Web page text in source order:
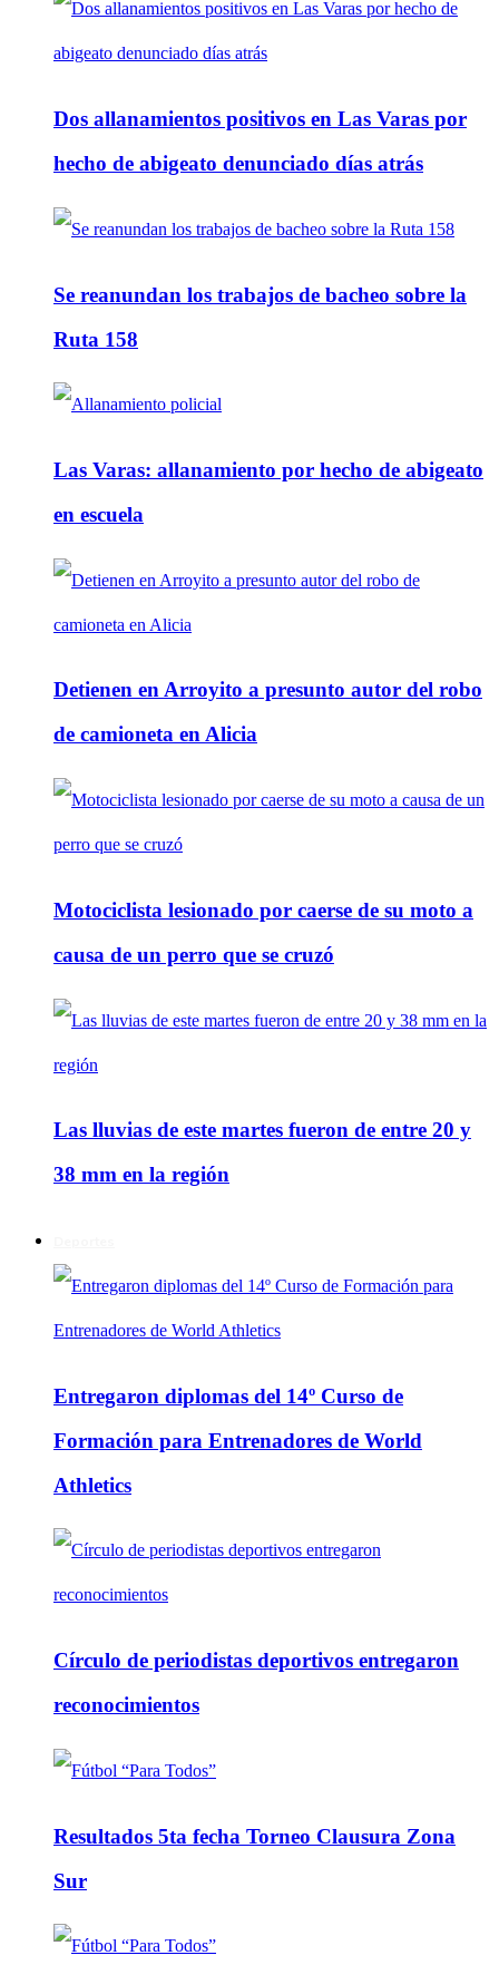
Dos allanamientos positivos en Las Varas por
hecho de abigeato denunciado días atrás
Se reanundan los trabajos de bacheo sobre la
Ruta 158
Las Varas: allanamiento por hecho de abigeato
en escuela
Detienen en Arroyito a presunto autor del robo
de camioneta en Alicia
Motociclista lesionado por caerse de su moto a
causa de un perro que se cruzó
Las lluvias de este martes fueron de entre 20 y
38 mm en la región
Entregaron diplomas del 14º Curso de
Formación para Entrenadores de World
Athletics
Círculo de periodistas deportivos entregaron
reconocimientos
Resultados 5ta fecha Torneo Clausura Zona
Sur